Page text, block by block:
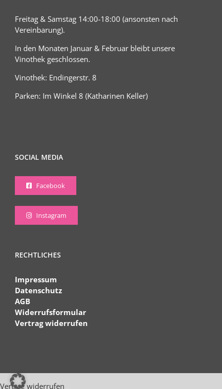
Freitag & Samstag 14:00-18:00 (ansonsten nach
Vereinbarung).
In den Monaten Januar & Februar bleibt unsere
Vinothek geschlossen.
Vinothek: Endingerstr. 8
Parken: Im Winkel 8 (Katharinen Keller)
SOCIAL MEDIA
Facebook
Instagram
RECHTLICHES
Impressum
Datenschutz
AGB
Widerrufsformular
Vertrag widerrufen
Vertrag widerrufen